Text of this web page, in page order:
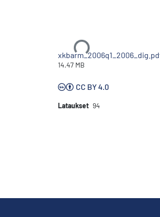
Ladataan...
14.47 MB
CC BY 4.0
Lataukset 94